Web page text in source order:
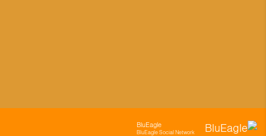
BluEagle
BluEagle Social Network